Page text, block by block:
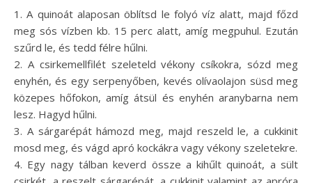
1. A quinoát alaposan öblítsd le folyó víz alatt, majd főzd
meg sós vízben kb. 15 perc alatt, amíg megpuhul. Ezután
szűrd le, és tedd félre hűlni.
2. A csirkemellfilét szeleteld vékony csíkokra, sózd meg
enyhén, és egy serpenyőben, kevés olívaolajon süsd meg
közepes hőfokon, amíg átsül és enyhén aranybarna nem
lesz. Hagyd hűlni.
3. A sárgarépát hámozd meg, majd reszeld le, a cukkinit
mosd meg, és vágd apró kockákra vagy vékony szeletekre.
4. Egy nagy tálban keverd össze a kihűlt quinoát, a sült